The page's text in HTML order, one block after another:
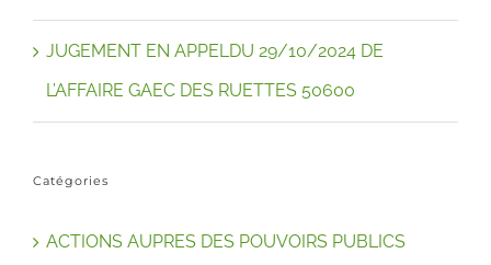
JUGEMENT EN APPELDU 29/10/2024 DE
L’AFFAIRE GAEC DES RUETTES 50600
Catégories
ACTIONS AUPRES DES POUVOIRS PUBLICS